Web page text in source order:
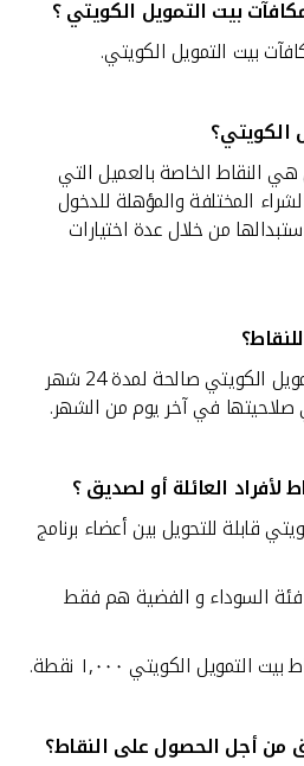
بيت التمويل الكويتي ؟
بيت التمويل الكويتي.
الكويتي؟
النقاط الخاصة بالعميل التي
المختلفة والمؤهلة للدخول
من خلال عدة اختيارات
؟
نعم، نقاط مكافآت بيت التمويل الكويتي صالحة لمدة 24 شهر
صلاحيتها في آخر يوم من الشهر.
العائلة أو لصديق؟
قابلة للتحويل بين أعضاء برنامج
السوداء و الفضية هم فقط
بيت التمويل الكويتي ١,٠٠٠ نقطة.
من أجل الحصول على النقاط؟